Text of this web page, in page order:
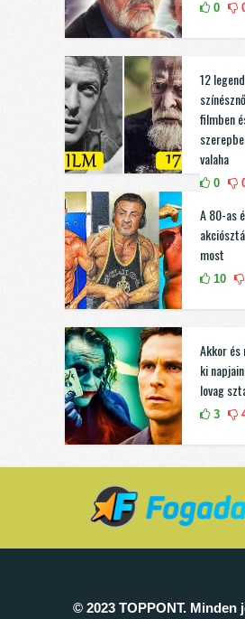
0
12
filmben
valaha
0
A 80-as
most
10
Akkor és
ki
lovag
3
© 2023 TOPPONT. Minden